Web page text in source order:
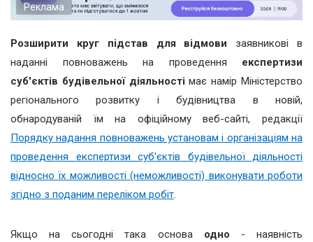
Реклама
Розширити круг підстав для відмови заявникові в
наданні повноважень на проведення експертизи
суб'єктів будівельної діяльності має намір Міністерство
регіонального розвитку і будівництва в новій,
обнародуваній їм на офіційному веб-сайті, редакції
Порядку надання повноважень установам і організаціям на
проведення експертизи суб'єктів будівельної діяльності
відносно їх можливості (неможливості) виконувати роботи
згідно з поданим переліком робіт.
Якщо на сьогодні така основа одно - наявність